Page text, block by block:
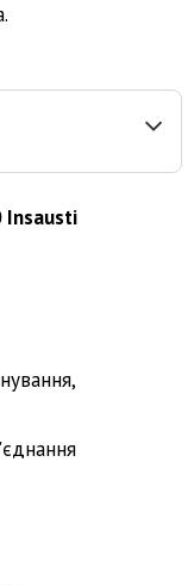
Insausti